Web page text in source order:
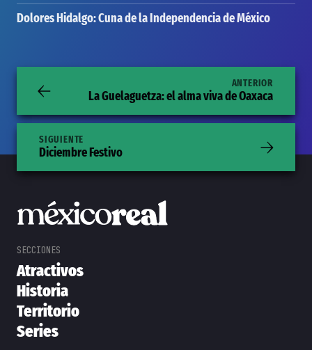
Dolores Hidalgo: Cuna de la Independencia de México
ANTERIOR
La Guelaguetza: el alma viva de Oaxaca
SIGUIENTE
Diciembre Festivo
Atractivos
Historia
Territorio
Series